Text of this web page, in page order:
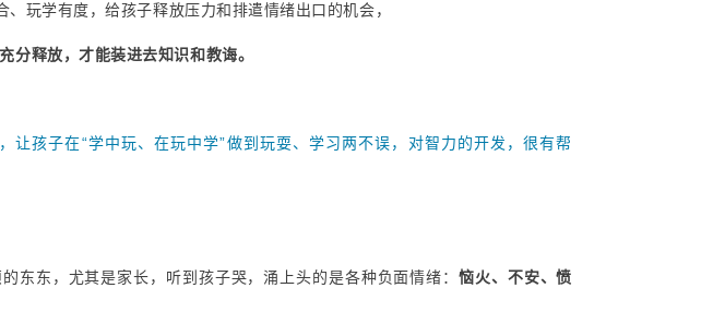
玩学有度，给孩子释放压力和排遣情绪出口的机会，
分释放，才能装进去知识和教诲。
让孩子在“学中玩、在玩中学”做到玩耍、学习两不误，对智力的开发，很有帮
东东，尤其是家长，听到孩子哭，涌上头的是各种负面情绪：恼火、不安、愤